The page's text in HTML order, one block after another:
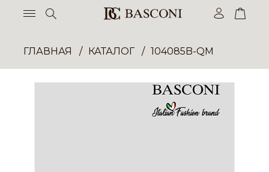
ГЛАВНАЯ КАТАЛОГ 104085B-QM